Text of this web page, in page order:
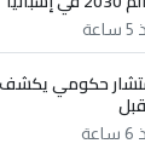
من عصابة علي
الثالث للعراق
يرد على
(نص كامل)
حكومي يكشف